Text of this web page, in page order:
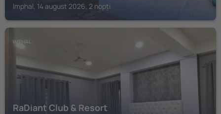
Imphal, 14 august 2026, 2 nopți
IMPHAL
RaDiant Club & Resort